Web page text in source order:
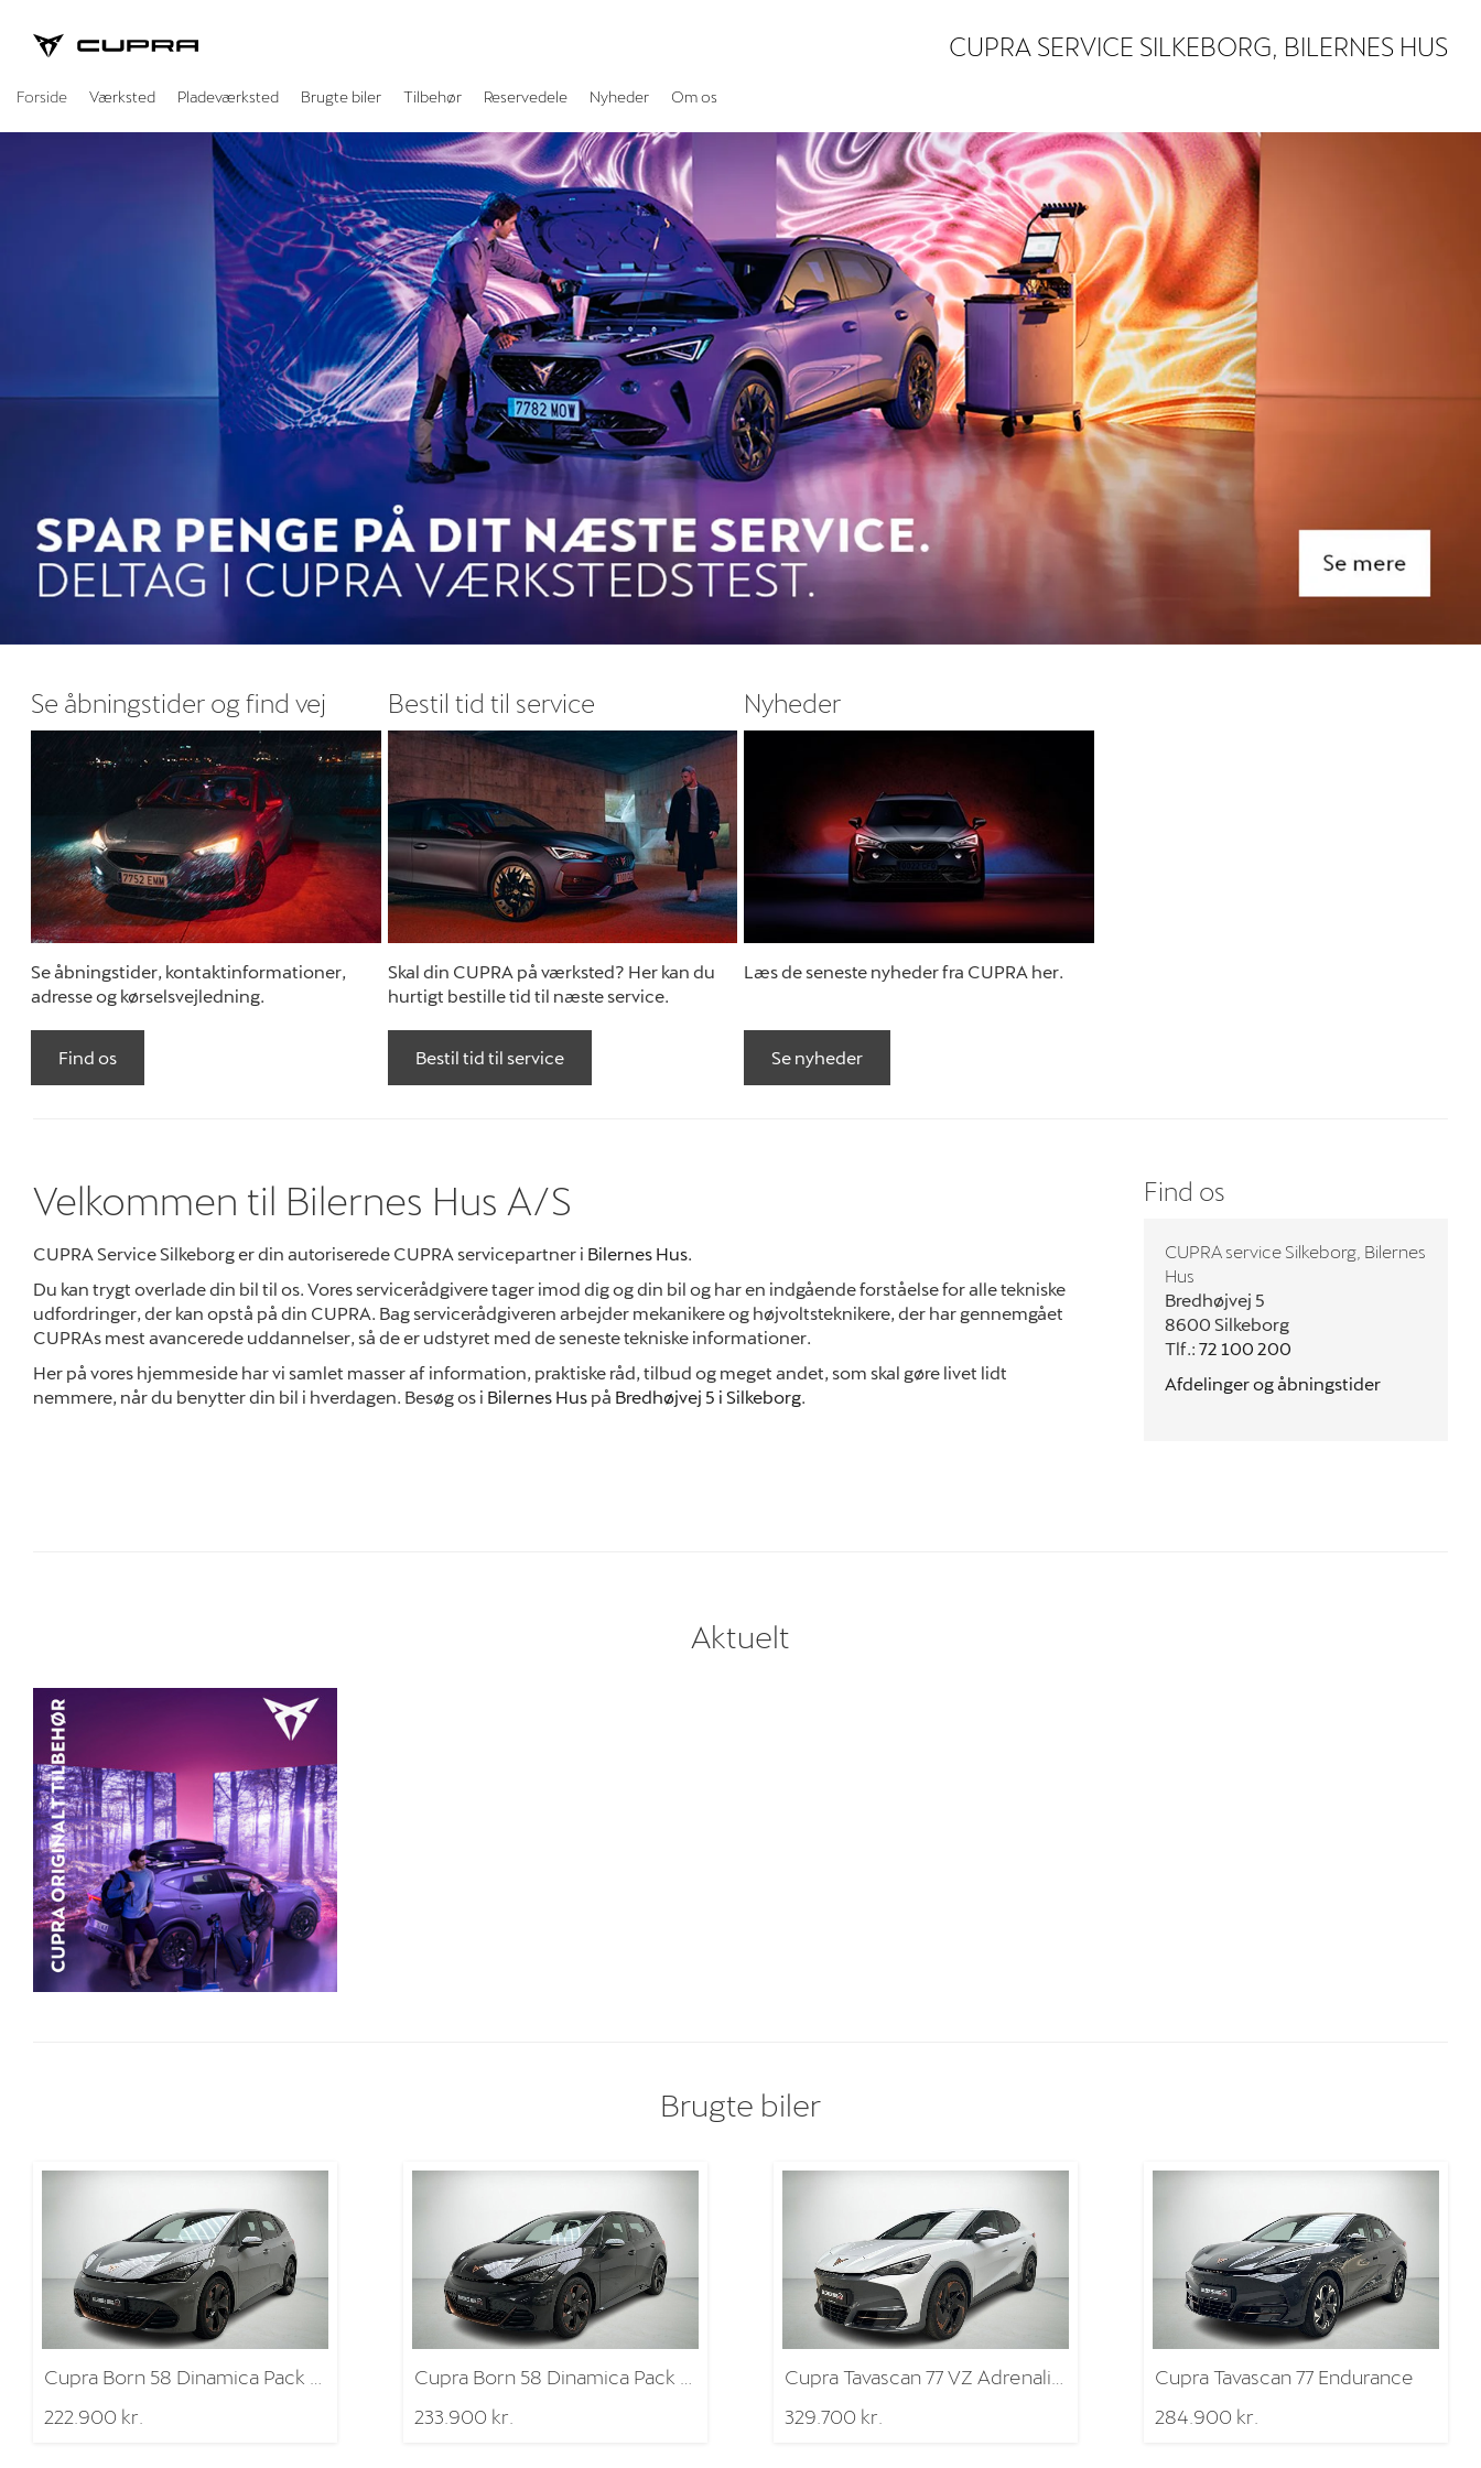
Forside Værksted Pladeværksted Brugte biler Tilbehør Reservedele Nyheder Om os
CUPRA SERVICE SILKEBORG, BILERNES HUS
Se åbningstider og find vej
Se åbningstider, kontaktinformationer,
adresse og kørselsvejledning.
Find os
Bestil tid til service
Skal din CUPRA på værksted? Her kan du
hurtigt bestille tid til næste service.
Bestil tid til service
Nyheder
Læs de seneste nyheder fra CUPRA her.
Se nyheder
Velkommen til Bilernes Hus A/S
CUPRA Service Silkeborg er din autoriserede CUPRA servicepartner i Bilernes Hus.
Du kan trygt overlade din bil til os. Vores servicerådgivere tager imod dig og din bil og har en indgående forståelse for alle tekniske
udfordringer, der kan opstå på din CUPRA. Bag servicerådgiveren arbejder mekanikere og højvoltsteknikere, der har gennemgået
CUPRAs mest avancerede uddannelser, så de er udstyret med de seneste tekniske informationer.
Her på vores hjemmeside har vi samlet masser af information, praktiske råd, tilbud og meget andet, som skal gøre livet lidt
nemmere, når du benytter din bil i hverdagen. Besøg os i Bilernes Hus på Bredhøjvej 5 i Silkeborg.
Find os
CUPRA service Silkeborg, Bilernes
Hus
Bredhøjvej 5
8600 Silkeborg
Tlf.: 72 100 200
Afdelinger og åbningstider
Aktuelt
Brugte biler
222.900 kr.
233.900 kr.
329.700 kr.
Cupra Tavascan 77 Endurance
284.900 kr.